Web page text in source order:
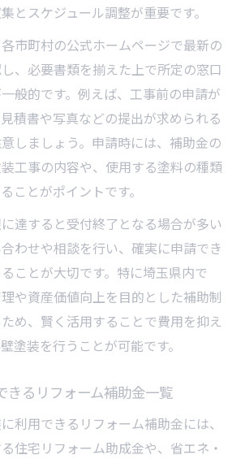
とスケジュール調整が重要です。
市町村の公式ホームページで最新の
、必要書類を揃えた上で所定の窓口
般的です。例えば、工事前の申請が
積書や写真などの提出が求められる
しましょう。申請時には、補助金の
工事の内容や、使用する塗料の種類
ことがポイントです。
達すると受付終了となる場合が多い
わせや相談を行い、確実に申請でき
ことが大切です。特に埼玉県内で
や資産価値向上を目的とした補助制
め、賢く活用することで費用を抑え
塗装を行うことが可能です。
きるリフォーム補助金一覧
利用できるリフォーム補助金には、
住宅リフォーム助成金や、省エネ・